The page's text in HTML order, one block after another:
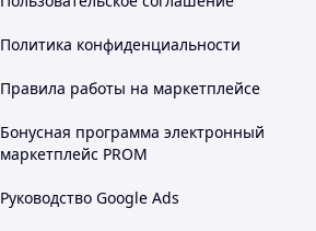
Политика конфиденциальности
Правила работы на маркетплейсе
Бонусная программа электронный
маркетплейс PROM
Руководство Google Ads